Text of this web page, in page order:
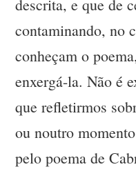
descrita, e que de
contaminando, no
conheçam o
enxergá-la. Não é
que refletirmos
ou noutro
pelo poema de